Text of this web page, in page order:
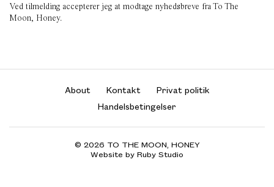
Ved tilmelding accepterer jeg at modtage nyhedsbreve fra To The
Moon, Honey.
About Kontakt
Privat politik
Handelsbetingelser
© 2026 TO THE MOON, HONEY
Website by Ruby Studio